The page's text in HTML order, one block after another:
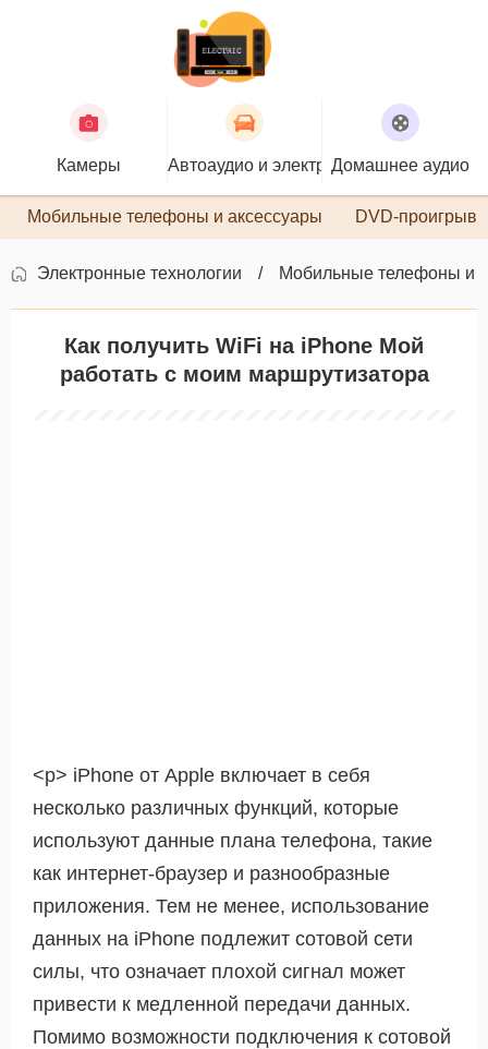
Камеры Автоаудио и электроникаДомашнее аудио
Мобильные телефоны и аксессуары DVD-
Электронные технологии Мобильные телефоны и
Как получить WiFi на iPhone Мой
работать с моим маршрутизатора
<р> iPhone от Apple включает в себя
несколько различных функций, которые
используют данные плана телефона, такие
как интернет-браузер и разнообразные
приложения. Тем не менее, использование
данных на iPhone подлежит сотовой сети
силы, что означает плохой сигнал может
привести к медленной передачи данных.
Помимо возможности подключения к сотовой